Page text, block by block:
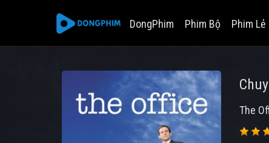
DongPhim Phim Bộ Phim Lẻ
The